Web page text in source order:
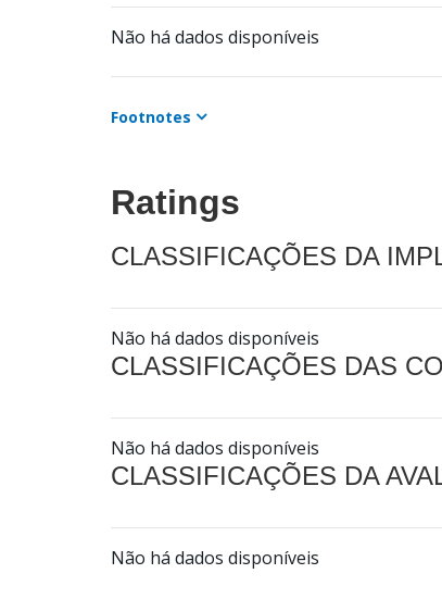
Não há dados disponíveis
Footnotes
Ratings
CLASSIFICAÇÕES DA
Não há dados disponíveis
CLASSIFICAÇÕES DAS
Não há dados disponíveis
CLASSIFICAÇÕES DA
Não há dados disponíveis